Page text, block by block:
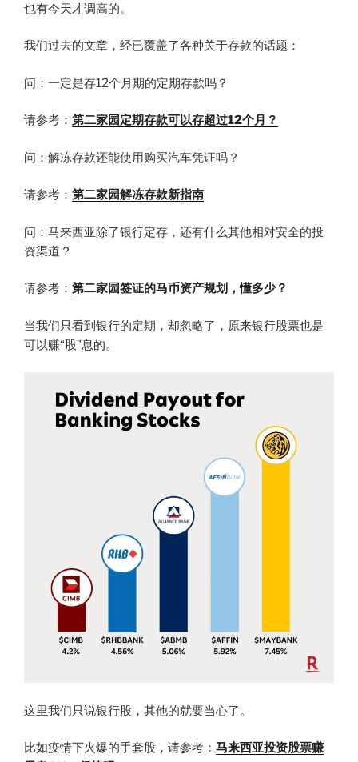
也有今天才调高的。
我们过去的文章，经已覆盖了各种关于存款的话题：
问：一定是存12个月期的定期存款吗？
请参考： 第二家园定期存款可以存超过12个月？
问：解冻存款还能使用购买汽车凭证吗？
请参考： 第二家园解冻存款新指南
问：马来西亚除了银行定存，还有什么其他相对安全的投
资渠道？
请参考： 第二家园签证的马币资产规划，懂多少？
当我们只看到银行的定期，却忽略了，原来银行股票也是
可以赚“股”息的。
这里我们只说银行股，其他的就要当心了。
比如疫情下火爆的手套股，请参考： 马来西亚投资股票赚